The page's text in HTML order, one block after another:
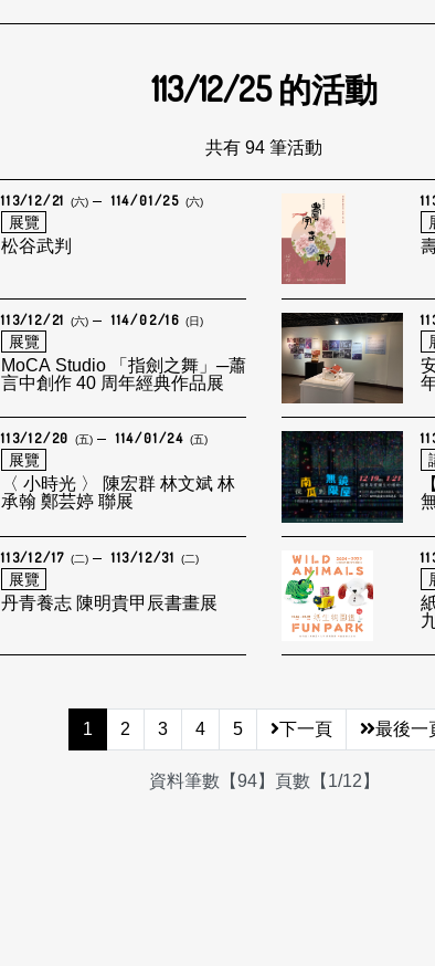
113/12/25的活動
共有 94 筆活動
113/12/21 (六) 114/01/25 (六)
展覽
松谷武判
113/12/21 (六) 114/02/16 (日)
展覽
MoCA Studio 「指劍之舞」─蕭
言中創作 40 周年經典作品展
113/12/20 (五) 114/01/24 (五)
展覽
〈 小時光 〉 陳宏群 林文斌 林
承翰 鄭芸婷 聯展
113/12/17 (二) 113/12/31 (二)
展覽
丹青養志 陳明貴甲辰書畫展
1 2 3 4 5 下一頁 最後一
資料筆數【94】頁數【1/12】